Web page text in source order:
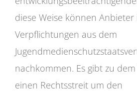
diese Weise können Anbieter
Verpflichtungen aus dem
nachkommen. Es gibt zu
einen Rechtsstreit um den